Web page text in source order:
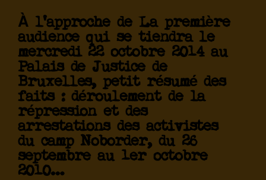
À l’approche de La première
audience qui se tiendra le
mercredi 22 octobre 2014 au
Palais de Justice de
Bruxelles, petit résumé des
faits : déroulement de la
répression et des
arrestations des activistes
du camp Noborder, du 26
septembre au 1er octobre
2010…